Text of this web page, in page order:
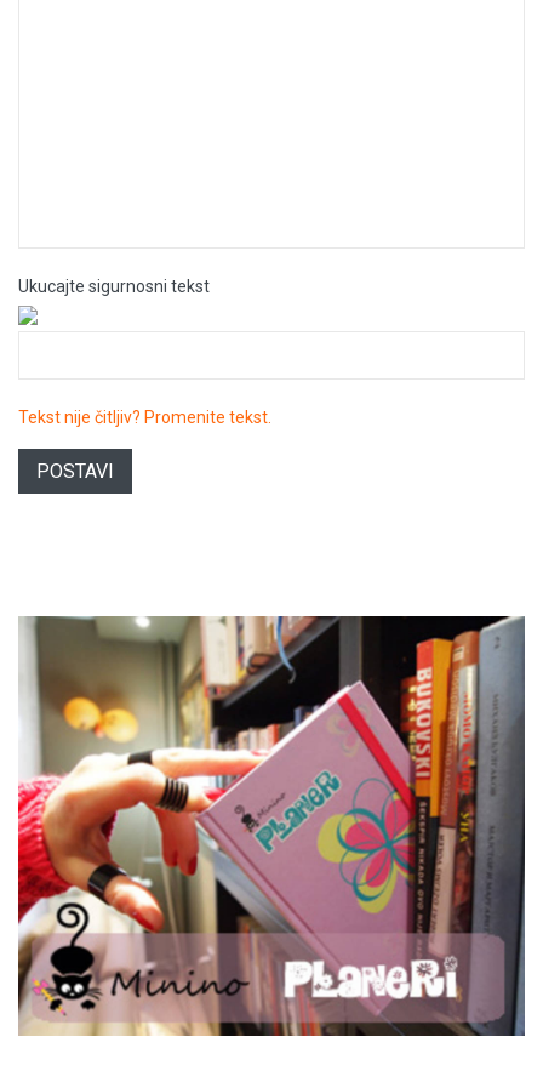
Ukucajte sigurnosni tekst
Tekst nije čitljiv? Promenite tekst.
POSTAVI